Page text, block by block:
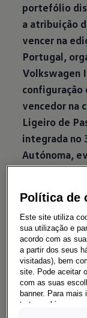
portefólio
a atribuição
vencer na
Portugal,
Volkswagen
configuração
vencedor na
Ligeiro de
integrada no
Autónoma,
competitiva
Este prémio
Buzz Pro no
aplicada ao
sobre uma
combina um
Política de
Este site utiliza
sua utilização e
acordo com as
a partir dos seus
visitadas), bem
site. Pode aceitar
com as suas
banner. Para mais
trata cookies,